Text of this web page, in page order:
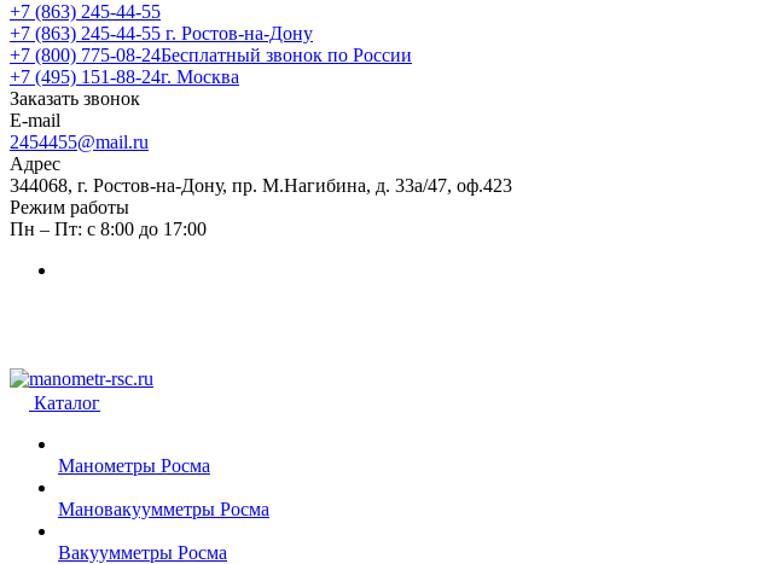
+7 (863) 245-44-55
+7 (863) 245-44-55 г. Ростов-на-Дону
+7 (800) 775-08-24Бесплатный звонок по России
+7 (495) 151-88-24г. Москва
Заказать звонок
E-mail
2454455@mail.ru
Адрес
344068, г. Ростов-на-Дону, пр. М.Нагибина, д. 33а/47, оф.423
Режим работы
Пн – Пт: с 8:00 до 17:00
Каталог
Манометры Росма
Мановакуумметры Росма
Вакуумметры Росма